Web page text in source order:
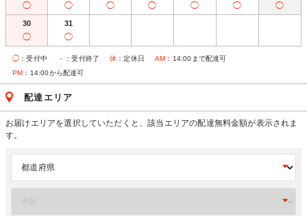
◯ ◯ ◯ ◯ ◯ ◯ ◯
30
◯
31
◯
◯ ：受付中 － ：受付終了 休 ：定休日 AM ：14:00まで配達可
PM ：14:00から配達可
配達エリア
お届けエリアを選択していただくと、該当エリアの配達無料金額が表示されま
す。